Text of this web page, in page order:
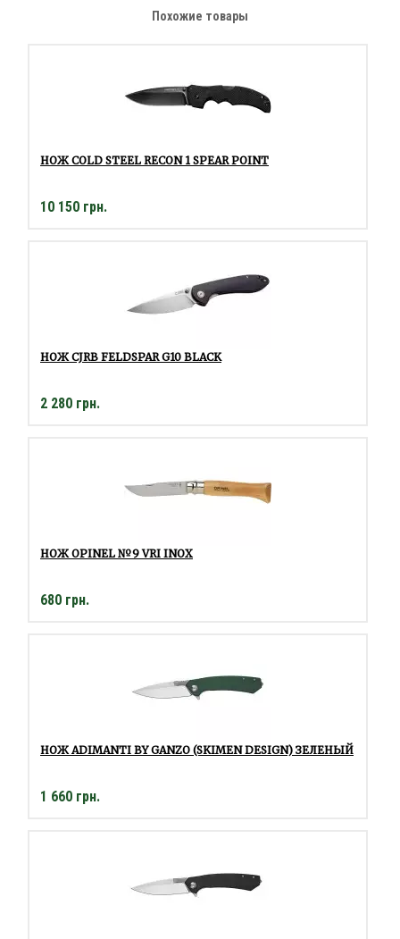
Похожие товары
НОЖ COLD STEEL RECON 1 SPEAR POINT
10 150 грн.
НОЖ CJRB FELDSPAR G10 BLACK
2 280 грн.
НОЖ OPINEL №9 VRI INOX
680 грн.
НОЖ ADIMANTI BY GANZO (SKIMEN DESIGN) ЗЕЛЕНЫЙ
1 660 грн.